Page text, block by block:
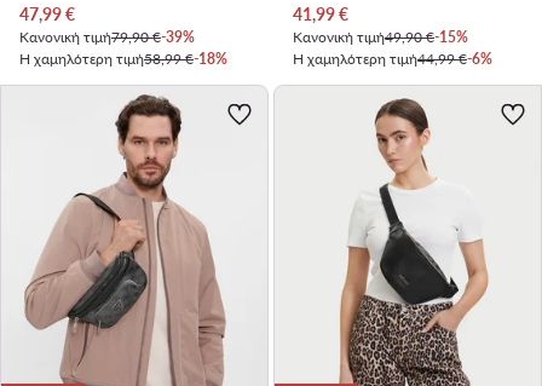
Τρέχουσα τιμή
47,99€
Κανονική τιμή79,90 €-39%
Η χαμηλότερη τιμή58,99 €-18%
Τρέχουσα τιμή
41,99€
Κανονική τιμή49,90 €-15%
Η χαμηλότερη τιμή44,99 €-6%